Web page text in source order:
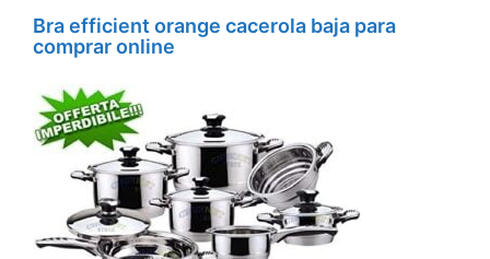
Bra efficient orange cacerola baja para
comprar online